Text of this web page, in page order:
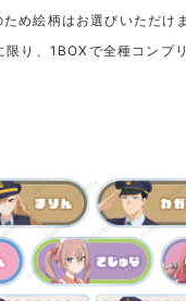
め絵柄はお選びいただけ
り、1BOXで全種コンプ